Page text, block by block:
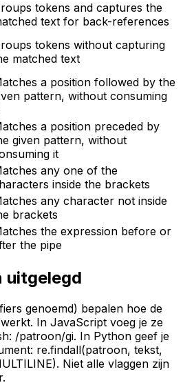
tokens and captures the
text for back-references
tokens without capturing
matched text
a position followed by the
pattern, without consuming
a position preceded by
given pattern, without
it
any one of the
inside the brackets
any character not inside
brackets
the expression before or
the pipe
uitgelegd
genoemd) bepalen hoe de
In JavaScript voeg je ze
/patroon/gi. In Python geef je
re.findall(patroon, tekst,
Niet alle vlaggen zijn